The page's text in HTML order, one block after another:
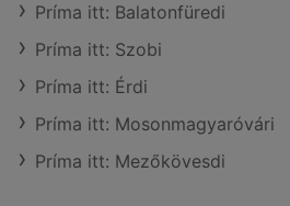
Príma itt: Balatonfüredi
Príma itt: Szobi
Príma itt: Érdi
Príma itt: Mosonmagyaróvári
Príma itt: Mezőkövesdi